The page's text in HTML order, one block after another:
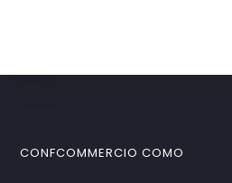
CONFCOMMERCIO COMO